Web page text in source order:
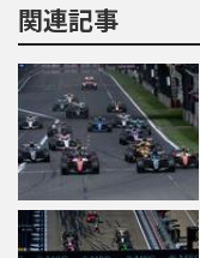
関連記事